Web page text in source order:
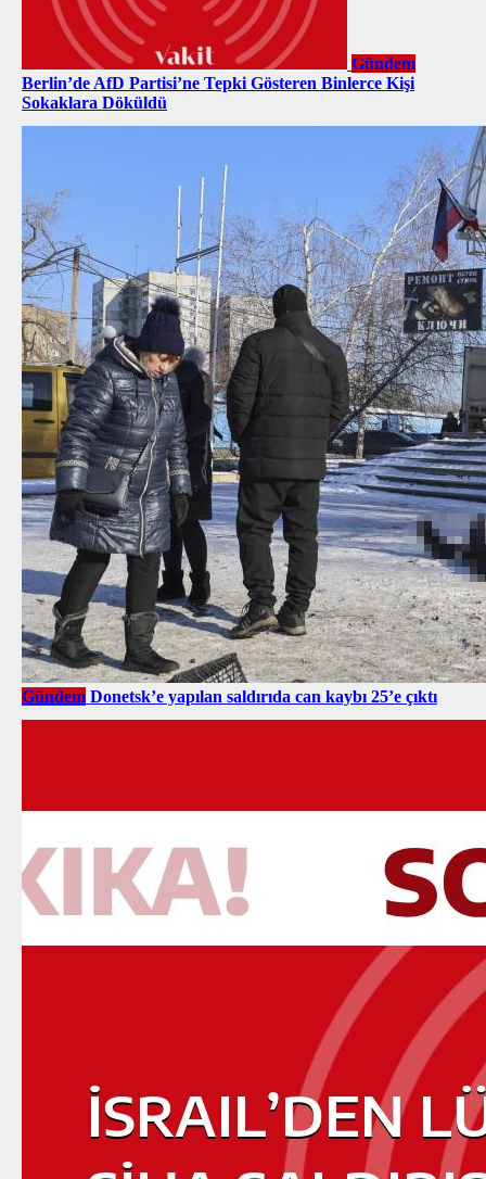
Gündem
Berlin’de AfD Partisi’ne Tepki Gösteren Binlerce Kişi
Sokaklara Döküldü
Gündem Donetsk’e yapılan saldırıda can kaybı 25’e çıktı